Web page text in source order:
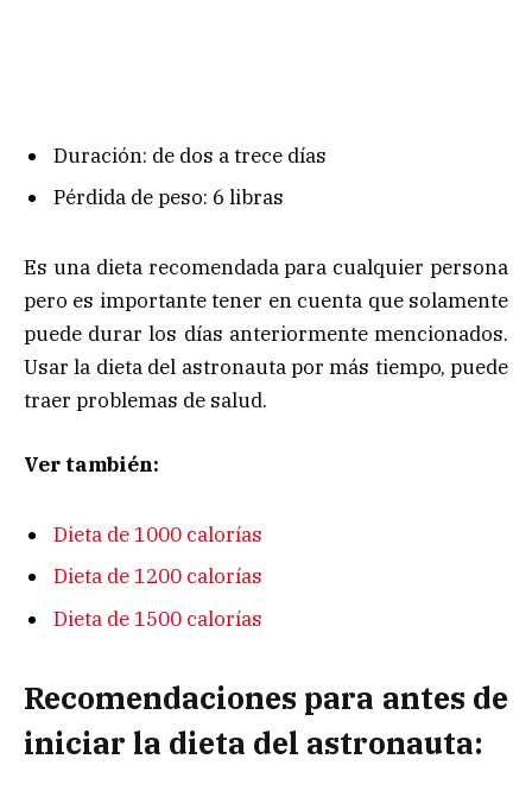
Duración: de dos a trece días
Pérdida de peso: 6 libras
Es una dieta recomendada para cualquier persona
pero es importante tener en cuenta que solamente
puede durar los días anteriormente mencionados.
Usar la dieta del astronauta por más tiempo, puede
traer problemas de salud.
Ver también:
Dieta de 1000 calorías
Dieta de 1200 calorías
Dieta de 1500 calorías
Recomendaciones para antes de
iniciar la dieta del astronauta: